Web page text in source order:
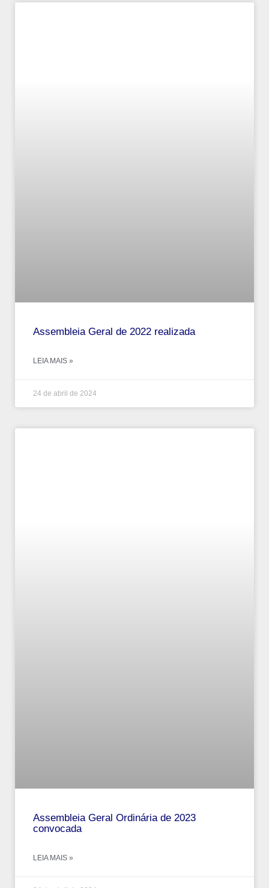
Assembleia Geral de 2022 realizada
LEIA MAIS »
24 de abril de 2024
Assembleia Geral Ordinária de 2023
convocada
LEIA MAIS »